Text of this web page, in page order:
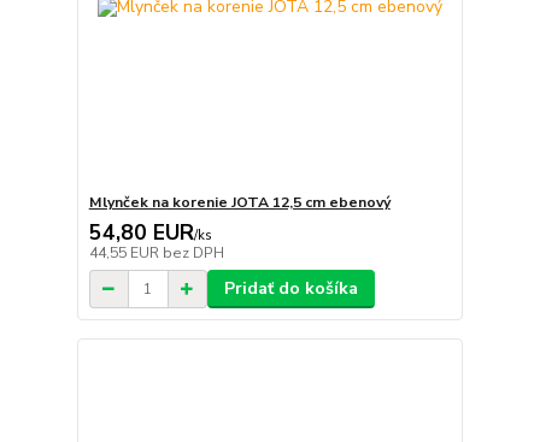
Mlynček na korenie JOTA 12,5 cm ebenový
54,80 EUR/ks
44,55 EUR bez DPH
Pridať do košíka